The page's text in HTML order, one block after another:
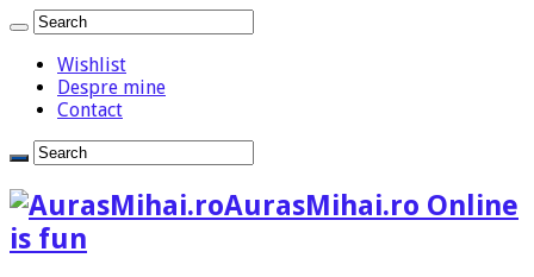
Wishlist
Despre mine
Contact
AurasMihai.ro Online
is fun